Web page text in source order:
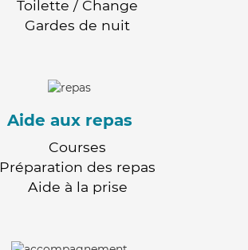
Toilette / Change
Gardes de nuit
Aide aux repas
Courses
Préparation des repas
Aide à la prise